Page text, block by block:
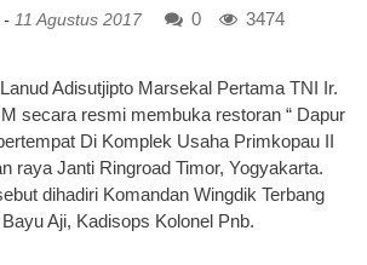
- 11 Agustus 2017 0 3474
Adisutjipto Marsekal Pertama TNI Ir.
secara resmi membuka restoran “ Dapur
Di Komplek Usaha Primkopau II
raya Janti Ringroad Timor, Yogyakarta.
dihadiri Komandan Wingdik Terbang
Aji, Kadisops Kolonel Pnb.